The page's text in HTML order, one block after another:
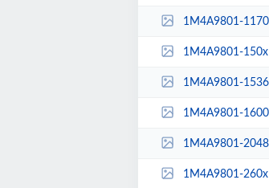
1M4A9801-
1M4A9801-
1M4A9801-
1M4A9801-
1M4A9801-
1M4A9801-